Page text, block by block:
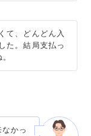
て、どんどん入
た。結局支払っ
かっ